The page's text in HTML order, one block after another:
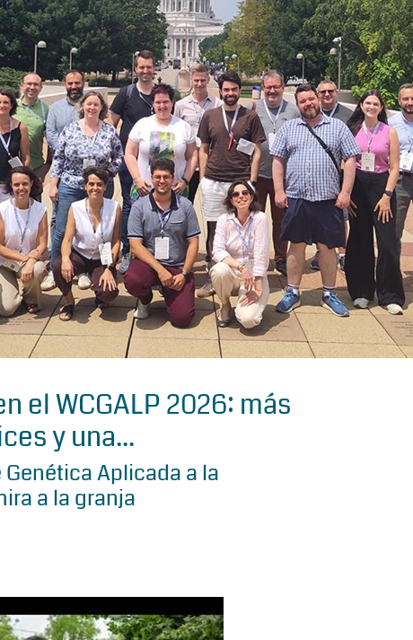
el WCGALP 2026: más
y una...
Aplicada a la
a la granja